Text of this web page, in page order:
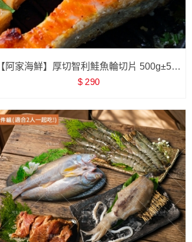
【阿家海鮮】厚切智利鮭魚輪切片 500g±5%/
片 (15%包冰)
$ 290